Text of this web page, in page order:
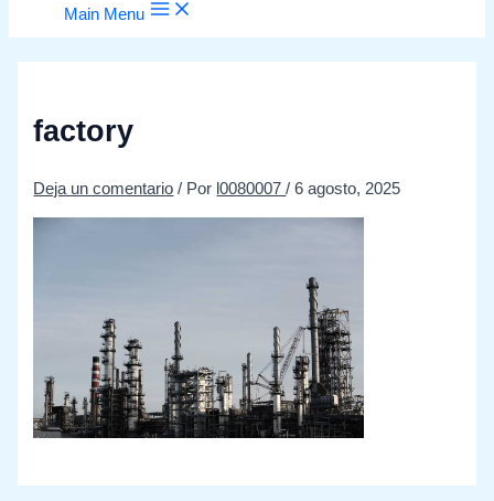
Main Menu
factory
Deja un comentario / Por l0080007/6 agosto, 2025